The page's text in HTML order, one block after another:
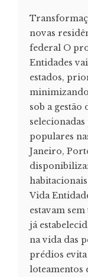
novas
federal O
Entidades
estados,
minimizando
sob a
populares
Janeiro,
Vida
estavam
já
na vida das
prédios evita
loteamentos